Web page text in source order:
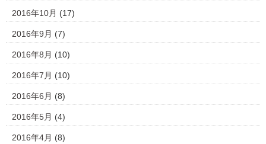
2016年10月 (17)
2016年9月 (7)
2016年8月 (10)
2016年7月 (10)
2016年6月 (8)
2016年5月 (4)
2016年4月 (8)